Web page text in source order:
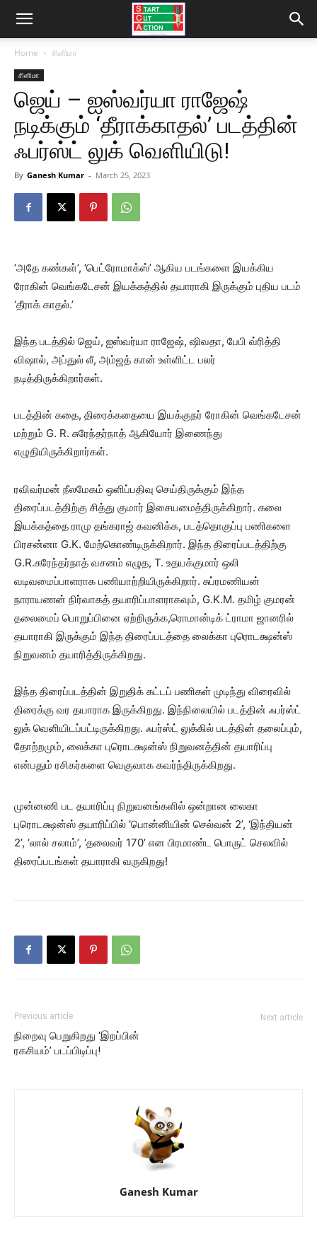
Home சினிமா
சினிமா
ஜெய் – ஐஸ்வர்யா ராஜேஷ்
நடிக்கும் ‘தீராக்காதல்’ படத்தின்
ஃபர்ஸ்ட் லுக் வெளியிடு!
By Ganesh Kumar - March 25, 2023
‘அதே கண்கள்’, ‘பெட்ரோமாக்ஸ்’ ஆகிய படங்களை இயக்கிய
ரோகின் வெங்கடேசன் இயக்கத்தில் தயாராகி இருக்கும் புதிய படம்
‘தீராக் காதல்.’
இந்த படத்தில் ஜெய், ஐஸ்வர்யா ராஜேஷ், ஷிவதா, பேபி வ்ரித்தி
விஷால், அப்துல் லீ, அம்ஜத் கான் உள்ளிட்ட பலர்
நடித்திருக்கிறார்கள்.
படத்தின் கதை, திரைக்கதையை இயக்குநர் ரோகின் வெங்கடேசன்
மற்றும் G. R. சுரேந்தர்நாத் ஆகியோர் இணைந்து
எழுதியிருக்கிறார்கள்.
ரவிவர்மன் நீலமேகம் ஒளிப்பதிவு செய்திருக்கும் இந்த
திரைப்படத்திற்கு சித்து குமார் இசையமைத்திருக்கிறார். கலை
இயக்கத்தை ராமு தங்கராஜ் கவனிக்க, படத்தொகுப்பு பணிகளை
பிரசன்னா G.K. மேற்கொண்டிருக்கிறார். இந்த திரைப்படத்திற்கு
G.R.சுரேந்தர்நாத் வசனம் எழுத, T. உதயக்குமார் ஒலி
வடிவமைப்பாளராக பணியாற்றியிருக்கிறார். சுப்ரமணியன்
நாராயணன் நிர்வாகத் தயாரிப்பாளராகவும், G.K.M. தமிழ் குமரன்
தலைமைப் பொறுப்பினை ஏற்றிருக்க,ரொமான்டிக் ட்ராமா ஜானரில்
தயாராகி இருக்கும் இந்த திரைப்படத்தை லைக்கா புரொடக்ஷன்ஸ்
நிறுவனம் தயாரித்திருக்கிறது.
இந்த திரைப்படத்தின் இறுதிக் கட்டப் பணிகள் முடிந்து விரைவில்
திரைக்கு வர தயாராக இருக்கிறது. இந்நிலையில் படத்தின் ஃபர்ஸ்ட்
லுக் வெளியிடப்பட்டிருக்கிறது. ஃபர்ஸ்ட் லுக்கில் படத்தின் தலைப்பும்,
தோற்றமும், லைக்கா புரொடக்ஷன்ஸ் நிறுவனத்தின் தயாரிப்பு
என்பதும் ரசிகர்களை வெகுவாக கவர்ந்திருக்கிறது.
முன்னணி பட தயாரிப்பு நிறுவனங்களில் ஒன்றான லைகா
புரொடக்ஷன்ஸ் தயாரிப்பில் ‘பொன்னியின் செல்வன் 2’, ‘இந்தியன்
2’, ‘லால் சலாம்’, ‘தலைவர் 170’ என பிரமாண்ட பொருட் செலவில்
திரைப்படங்கள் தயாராகி வருகிறது!
Previous article
நிறைவு பெறுகிறது ‘இறப்பின்
ரகசியம்’ படப்பிடிப்பு!
Next article
Ganesh Kumar